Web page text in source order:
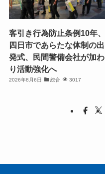
客引き行為防止条例10年、
四日市であらたな体制の出
発式、民間警備会社が加わ
り活動強化へ
2026年8月6日 総合 3017